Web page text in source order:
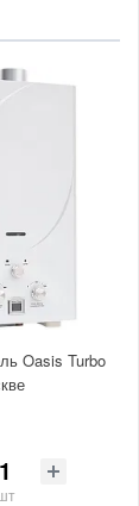
Oasis Turbo